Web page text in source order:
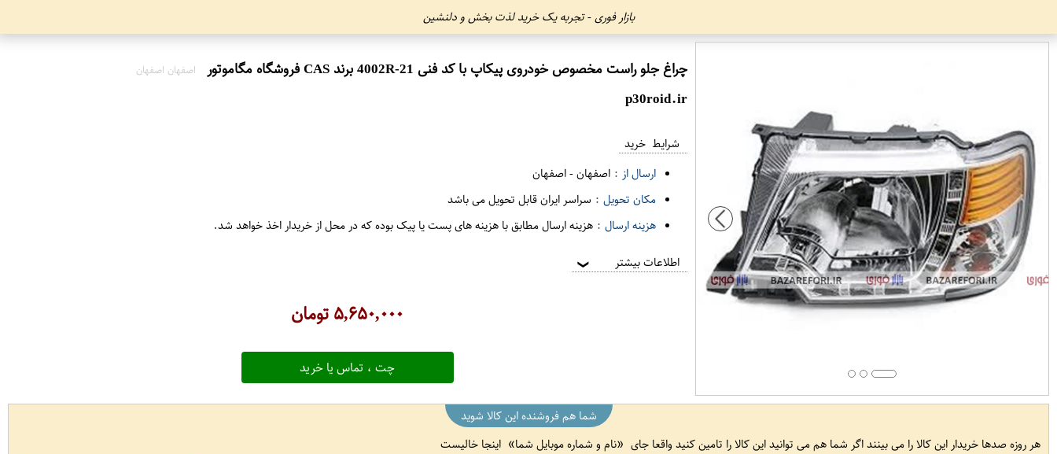
بازار فوری - تجربه یک خرید لذت بخش و دلنشین
چراغ جلو راست مخصوص خودروی پیکاپ با کد فنی 21-4002R برند CAS فروشگاه مگاموتور اصفهان اصفهان
p30roid.ir
شرایط خرید
ارسال از : اصفهان-اصفهان
مکان تحویل : سراسر ایران قابل تحویل می باشد
هزینه ارسال : هزینه ارسال مطابق با هزینه های پست یا پیک بوده که در محل از خریدار اخذ خواهد شد.
اطلاعات بیشتر ❯
۵,۶۵۰,۰۰۰تومان
چت ، تماس یا خرید
شما هم فروشنده این کالا شوید
هر روزه صدها خریدار این کالا را می بینند اگر شما هم می توانید این کالا را تامین کنید واقعا جای
نام و شماره موبایل شما اینجا خالیست